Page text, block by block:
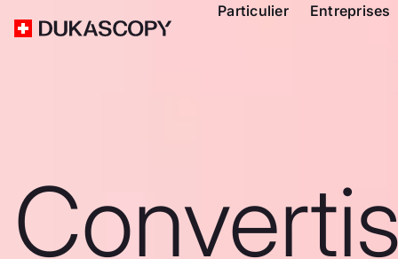
Particulier Entreprises